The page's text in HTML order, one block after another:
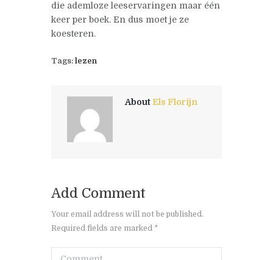
die ademloze leeservaringen maar één
keer per boek. En dus moet je ze
koesteren.
Tags: lezen
AboutEls Florijn
Add Comment
Your email address will not be published.
Required fields are marked *